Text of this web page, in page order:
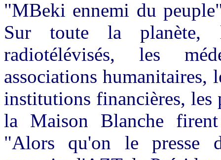
"MBeki ennemi du
Sur toute la planète,
radiotélévisés, les
associations humanitaires,
institutions financières, les
la Maison Blanche
"Alors qu'on le presse